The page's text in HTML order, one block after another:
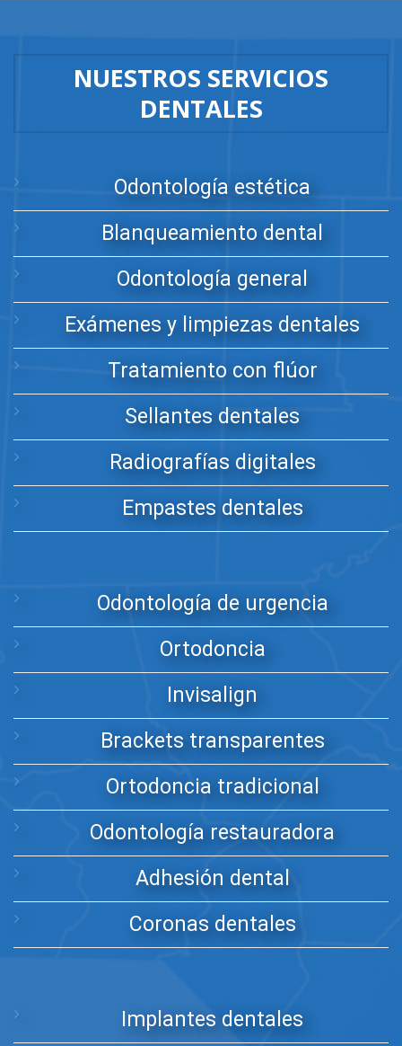
NUESTROS SERVICIOS
DENTALES
Odontología estética
Blanqueamiento dental
Odontología general
Exámenes y limpiezas dentales
Tratamiento con flúor
Sellantes dentales
Radiografías digitales
Empastes dentales
Odontología de urgencia
Ortodoncia
Invisalign
Brackets transparentes
Ortodoncia tradicional
Odontología restauradora
Adhesión dental
Coronas dentales
Implantes dentales